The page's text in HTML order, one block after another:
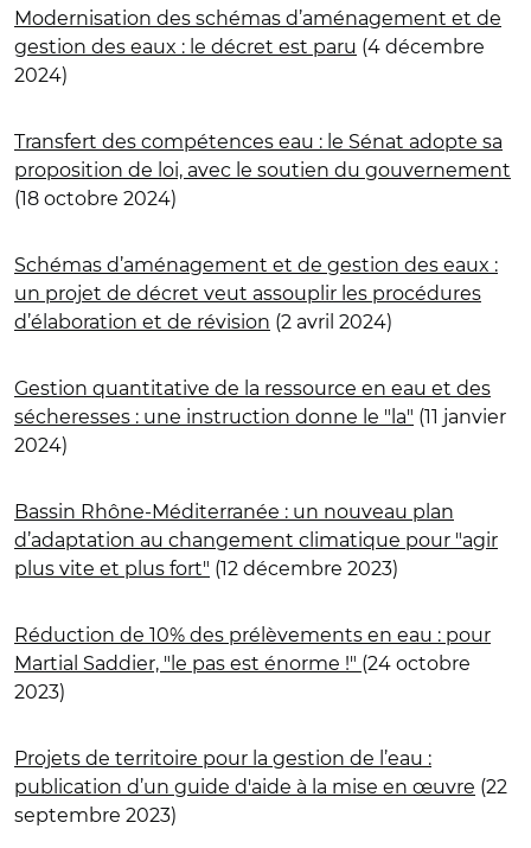
Modernisation des schémas d’aménagement et de
gestion des eaux : le décret est paru (4 décembre
2024)
Transfert des compétences eau : le Sénat adopte sa
proposition de loi, avec le soutien du gouvernement
(18 octobre 2024)
Schémas d’aménagement et de gestion des eaux :
un projet de décret veut assouplir les procédures
d’élaboration et de révision (2 avril 2024)
Gestion quantitative de la ressource en eau et des
sécheresses : une instruction donne le "la" (11 janvier
2024)
Bassin Rhône-Méditerranée : un nouveau plan
d’adaptation au changement climatique pour "agir
plus vite et plus fort" (12 décembre 2023)
Réduction de 10% des prélèvements en eau : pour
Martial Saddier, "le pas est énorme !" (24 octobre
2023)
Projets de territoire pour la gestion de l’eau :
publication d’un guide d'aide à la mise en œuvre (22
septembre 2023)